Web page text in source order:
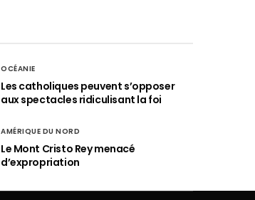
OCÉANIE
Les catholiques peuvent s’opposer
aux spectacles ridiculisant la foi
AMÉRIQUE DU NORD
Le Mont Cristo Rey menacé
d’expropriation